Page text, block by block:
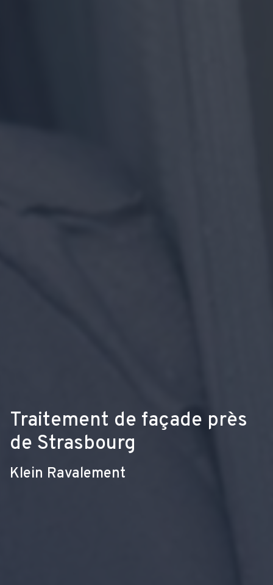
Traitement de façade près
de Strasbourg
Klein Ravalement